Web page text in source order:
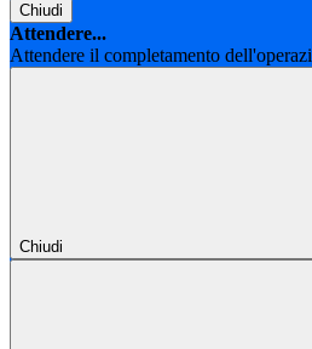
Chiudi
Attendere...
Attendere il completamento
Chiudi